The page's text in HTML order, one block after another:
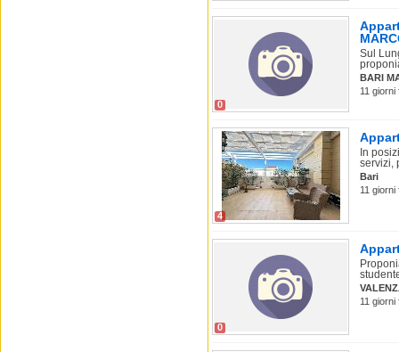
0
Sul
BARI
11
4
In
servizi,
Bari
11
0
11